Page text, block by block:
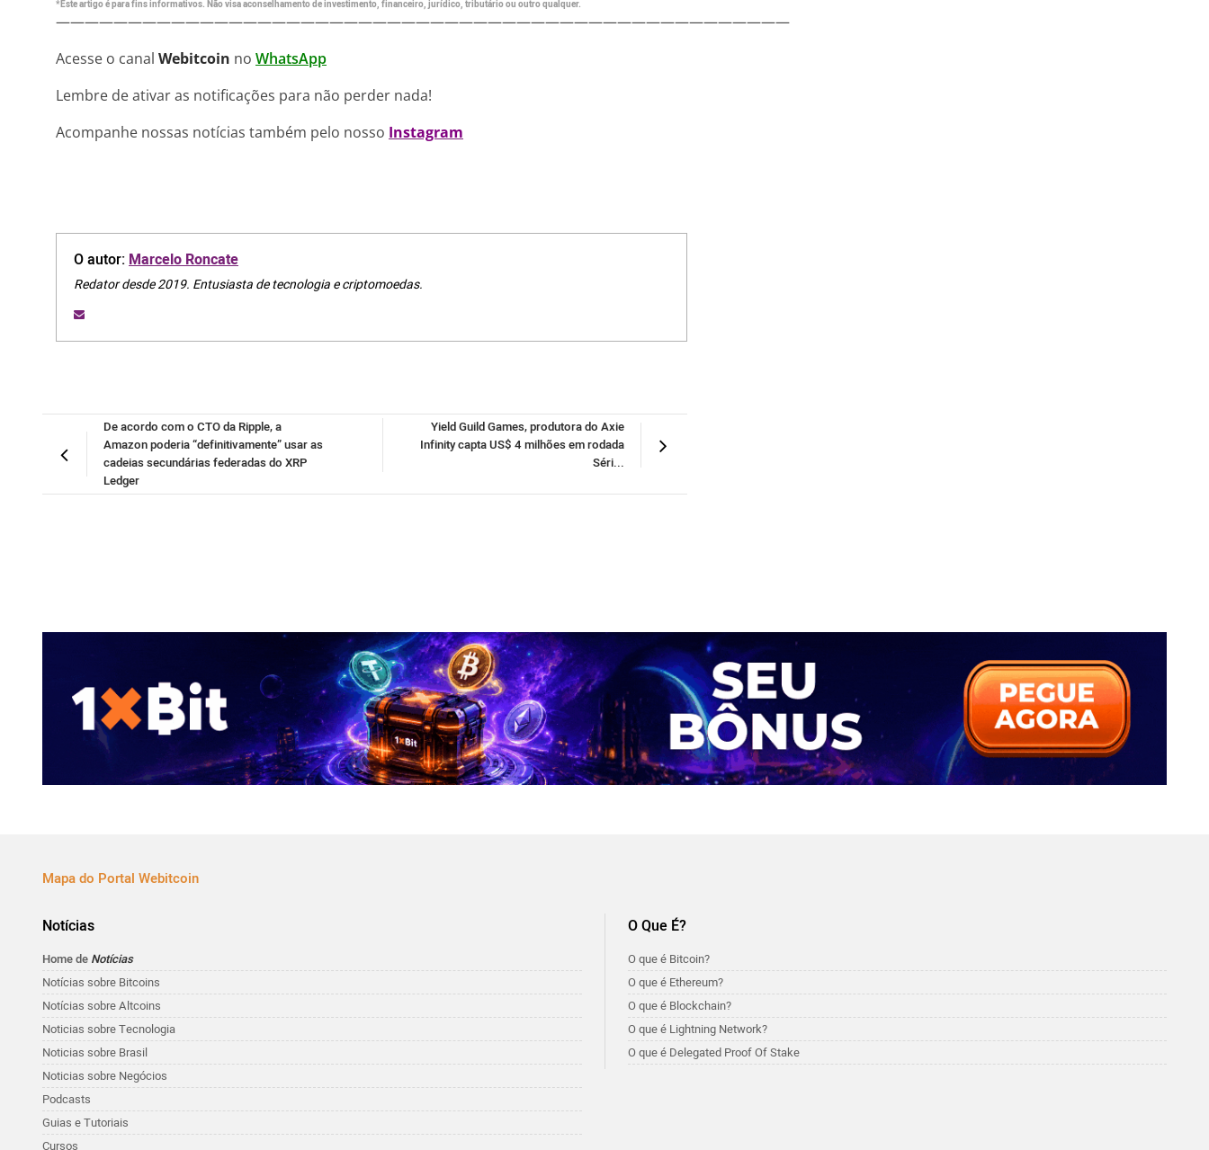
*Este artigo é para fins informativos. Não visa aconselhamento de investimento, financeiro, jurídico, tributário ou outro qualquer.
———————————————————————————————————————————————————
Acesse o canal Webitcoin no WhatsApp
Lembre de ativar as notificações para não perder nada!
Acompanhe nossas notícias também pelo nosso Instagram
O autor:Marcelo Roncate
Redator desde 2019. Entusiasta de tecnologia e criptomoedas.
Yield Guild Games, produtora do Axie
Infinity capta US$ 4 milhões em rodada
Séri...
De acordo com o CTO da Ripple, a
Amazon poderia “definitivamente” usar as
cadeias secundárias federadas do XRP
Ledger
Mapa do Portal Webitcoin
Notícias
Home de Notícias
Notícias sobre Bitcoins
Notícias sobre Altcoins
Noticias sobre Tecnologia
Noticias sobre Brasil
Noticias sobre Negócios
Podcasts
Guias e Tutoriais
Cursos
O Que É?
O que é Bitcoin?
O que é Ethereum?
O que é Blockchain?
O que é Lightning Network?
O que é Delegated Proof Of Stake